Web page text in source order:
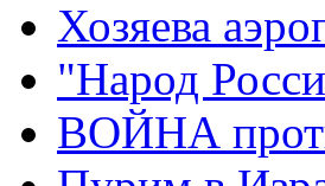
Хозяева
"Народ
ВОЙНА